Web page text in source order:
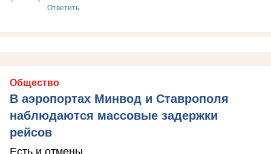
Ответить
Общество
В аэропортах Минвод и Ставрополя
наблюдаются массовые задержки
рейсов
Есть и отмены